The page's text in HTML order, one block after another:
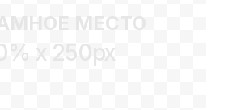
МЕСТО
x 250px